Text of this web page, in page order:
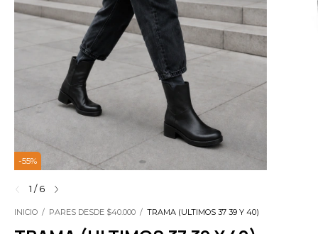
-55%
1 /6
INICIO / PARES DESDE $40.000 / TRAMA (ULTIMOS 37 39 Y 40)